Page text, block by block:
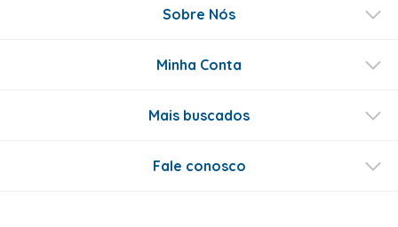
Sobre Nós
Minha Conta
Mais buscados
Fale conosco